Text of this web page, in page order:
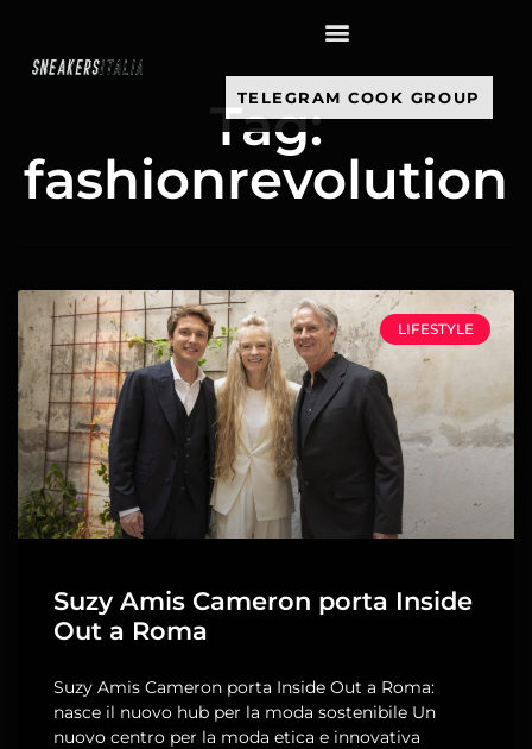
TELEGRAM COOK GROUP
Tag:
fashionrevolution
LIFESTYLE
Suzy Amis Cameron porta Inside
Out a Roma
Suzy Amis Cameron porta Inside Out a Roma:
nasce il nuovo hub per la moda sostenibile Un
nuovo centro per la moda etica e innovativa